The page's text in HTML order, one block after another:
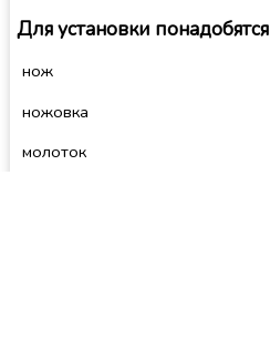
Для установки понадобятся
нож
ножовка
молоток